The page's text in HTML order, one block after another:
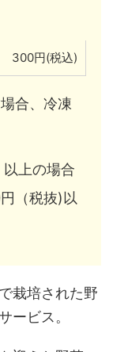
300円(税込)
合、冷凍
上の場合
（税抜)以
栽培された野
ービス。